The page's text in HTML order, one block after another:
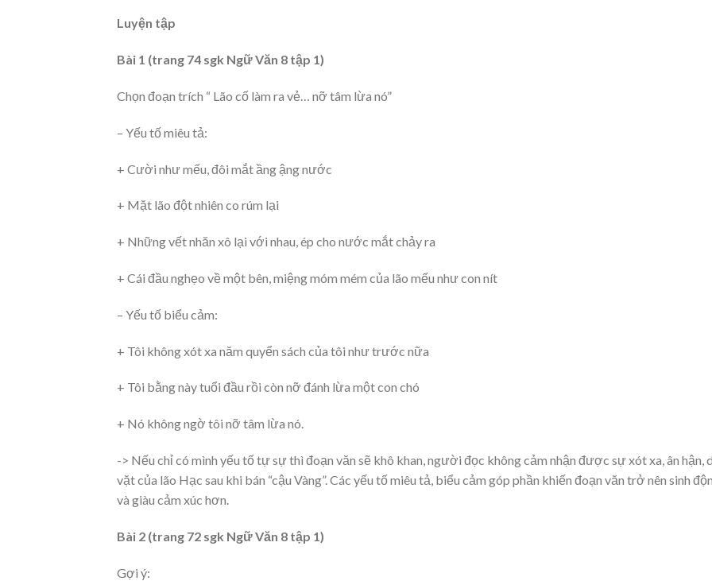
Luyện tập
Bài 1 (trang 74 sgk Ngữ Văn 8 tập 1)
Chọn đoạn trích “ Lão cố làm ra vẻ… nỡ tâm lừa nó”
– Yếu tố miêu tả:
+ Cười như mếu, đôi mắt ầng ậng nước
+ Mặt lão đột nhiên co rúm lại
+ Những vết nhăn xô lại với nhau, ép cho nước mắt chảy ra
+ Cái đầu nghẹo về một bên, miệng móm mém của lão mếu như con nít
– Yếu tố biểu cảm:
+ Tôi không xót xa năm quyển sách của tôi như trước nữa
+ Tôi bằng này tuổi đầu rồi còn nỡ đánh lừa một con chó
+ Nó không ngờ tôi nỡ tâm lừa nó.
-> Nếu chỉ có mình yếu tố tự sự thì đoạn văn sẽ khô khan, người đọc không cảm nhận được sự xót xa, ân hận,
vặt của lão Hạc sau khi bán “cậu Vàng”. Các yếu tố miêu tả, biểu cảm góp phần khiến đoạn văn trở nên sinh
và giàu cảm xúc hơn.
Bài 2 (trang 72 sgk Ngữ Văn 8 tập 1)
Gợi ý: